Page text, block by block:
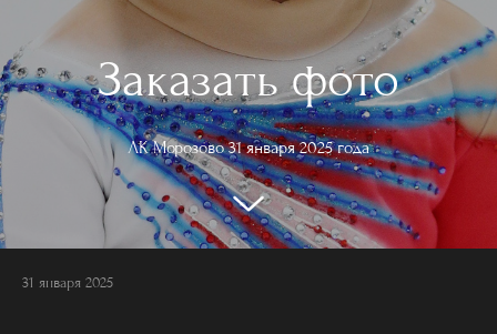
Заказать фото
ЛК Морозово 31 января 2025 года
31 января 2025